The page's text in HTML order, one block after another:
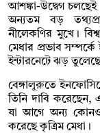
আশঙ্কা-উদ্বেগ
অন্যতম বড়
নীলেকণির মুখে।
মেধার প্রভাব
ইন্টারনেটে ঝড়
বেঙ্গালুরুতে
তিনি দাবি করেছেন,
যা আগে অন্য কোনও
করেছে কৃত্রিম মেধা।